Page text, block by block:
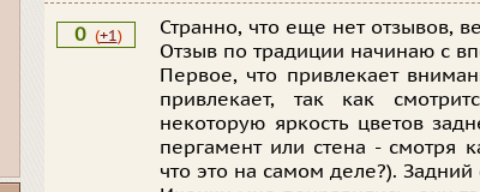
0 (+1)
Странно, что еще нет отзывов,
Отзыв по традиции начинаю с
Первое, что привлекает
привлекает, так как
некоторую яркость цветов
пергамент или стена - смотря
что это на самом деле?).